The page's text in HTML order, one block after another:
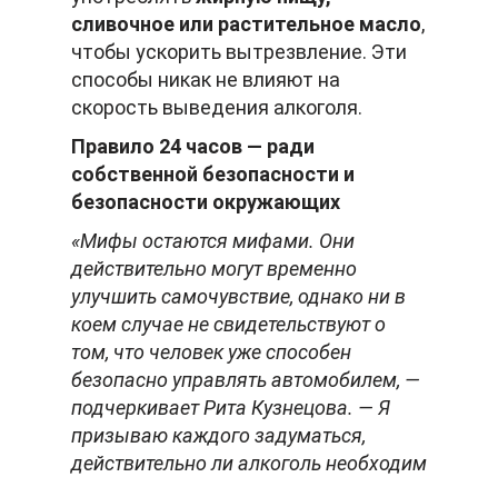
сливочное или растительное масло,
чтобы ускорить вытрезвление. Эти
способы никак не влияют на
скорость выведения алкоголя.
Правило 24 часов — ради
собственной безопасности и
безопасности окружающих
«Мифы остаются мифами. Они
действительно могут временно
улучшить самочувствие, однако ни в
коем случае не свидетельствуют о
том, что человек уже способен
безопасно управлять автомобилем, —
подчеркивает Рита Кузнецова. — Я
призываю каждого задуматься,
действительно ли алкоголь необходим